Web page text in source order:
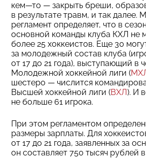
кем—то — закрыть бреши,
в результате травм, и так далее.
регламент определяет, что в
основной команды клуба КХЛ не
более 25 хоккеистов. Еще 30
за молодежный состав клуба
от 17 до 21 года), выступающий в
Молодежной хоккейной лиги (
шестеро — числится
Высшей хоккейной лиги (ВХЛ). И
не больше 61 игрока.
При этом регламентом
размеры зарплаты. Для
от 17 до 21 года, заявленных за
он составляет 750 тысяч рублей